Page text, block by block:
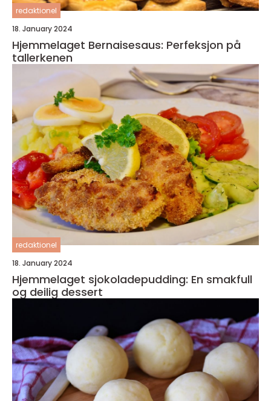
redaktionel
18. January 2024
Hjemmelaget Bernaisesaus: Perfeksjon på
tallerkenen
redaktionel
18. January 2024
Hjemmelaget sjokoladepudding: En smakfull
og deilig dessert